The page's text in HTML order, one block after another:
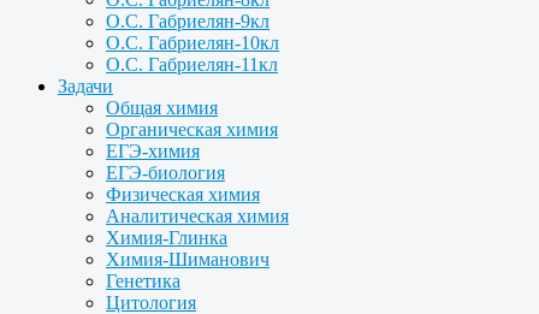
О.С. Габриелян-9кл
О.С. Габриелян-10кл
О.С. Габриелян-11кл
Задачи
Общая химия
Органическая химия
ЕГЭ-химия
ЕГЭ-биология
Физическая химия
Аналитическая химия
Химия-Глинка
Химия-Шиманович
Генетика
Цитология